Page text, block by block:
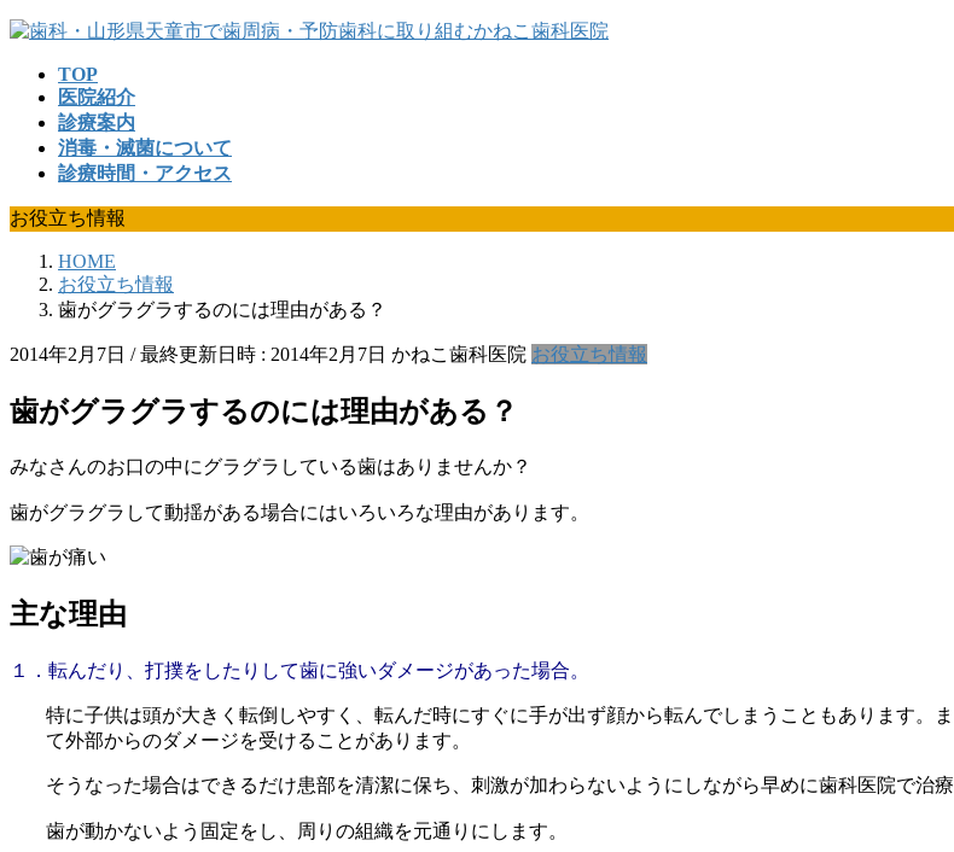
コ
キ
ッ
ナ
に
移
TOP
医院紹介
診療案内
消毒・滅菌について
診療時間・アクセス
お役立ち情報
HOME
お役立ち情報
歯がグラグラするのには理由がある？
2014年2月7日 / 最終更新日時 : 2014年2月7日 かねこ歯科医院 お役立ち情報
歯がグラグラするのには理由がある？
みなさんのお口の中にグラグラしている歯はありませんか？
歯がグラグラして動揺がある場合にはいろいろな理由があります。
主な理由
１．転んだり、打撲をしたりして歯に強いダメージがあった場合。
特に子供は頭が大きく転倒しやすく、転んだ時にすぐに手が出ず顔から転んでしまうこともあります。
て外部からのダメージを受けることがあります。
そうなった場合はできるだけ患部を清潔に保ち、刺激が加わらないようにしながら早めに歯科医院で治
歯が動かないよう固定をし、周りの組織を元通りにします。